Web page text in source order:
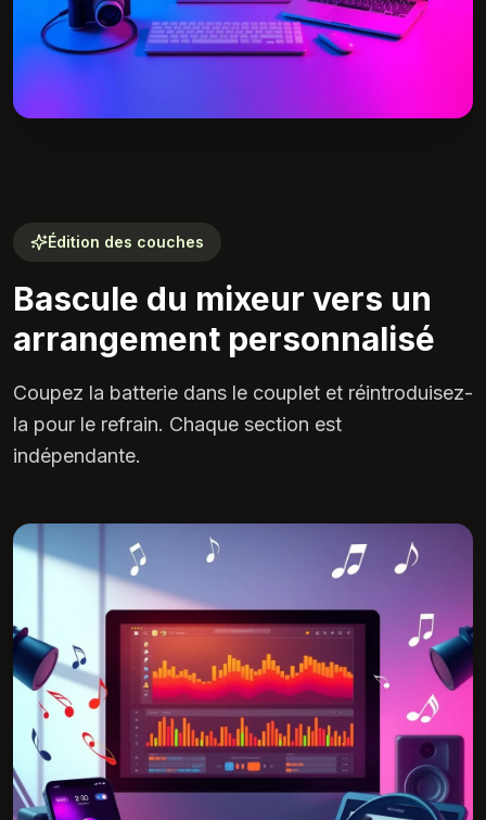
Édition des couches
Bascule du mixeur vers un
arrangement personnalisé
Coupez la batterie dans le couplet et réintroduisez-
la pour le refrain. Chaque section est
indépendante.